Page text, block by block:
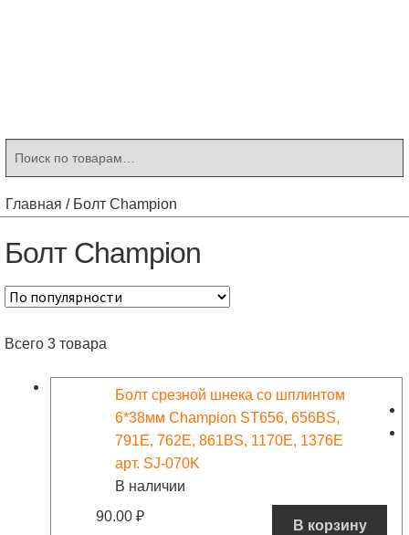
Главная / Болт Champion
Болт Champion
Всего 3 товара
Болт срезной шнека со шплинтом
6*38мм Champion ST656, 656BS,
791E, 762E, 861BS, 1170E, 1376E
арт. SJ-070K
В наличии
90.00 ₽
В корзину